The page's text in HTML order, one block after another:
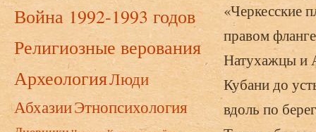
Война 1992-1993 годов
Религиозные верования
АрхеологияЛюди
АбхазииЭтнопсихология
«Черкесские
правом
Натухажцы и
Кубани до
вдоль по